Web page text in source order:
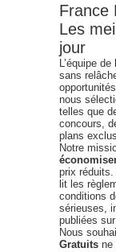
France
Les
jour
L’équipe de
sans
nous
telles que
concours,
plans
Notre
prix réduits.
lit les
conditions
sérieuses,
publiées
Nous
Gratuits ne